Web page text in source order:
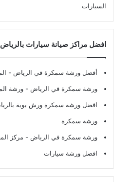
السيارات
افضل مراكز صيانة سيارات بالرياض
أفضل ورشة سمكرة في الرياض -
ورشة سمكرة في الرياض - ورشة
افضل ورشة سمكرة ورش بوية
ورشة سمكرة
ورشة سمكرة في الرياض - مركز
افضل ورشة سيارات